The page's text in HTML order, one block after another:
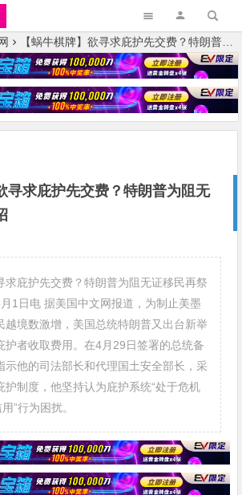
【蜗牛棋牌】欲寻求庇护先交费？特朗普为阻无证移民再祭新招
寻求庇护先交费？特朗普为阻无
庇护先交费？特朗普为阻无证移民再祭
日电 据美国中文网报道，为制止美墨
越境数激增，美国总统特朗普又出台新举
护者收取费用。在4月29日签署的总统备
示他的司法部长和代理国土安全部长，采
护制度，他坚持认为庇护系统“处于危机
”行为困扰。